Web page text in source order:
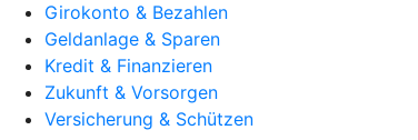
Girokonto & Bezahlen
Geldanlage & Sparen
Kredit & Finanzieren
Zukunft & Vorsorgen
Versicherung & Schützen